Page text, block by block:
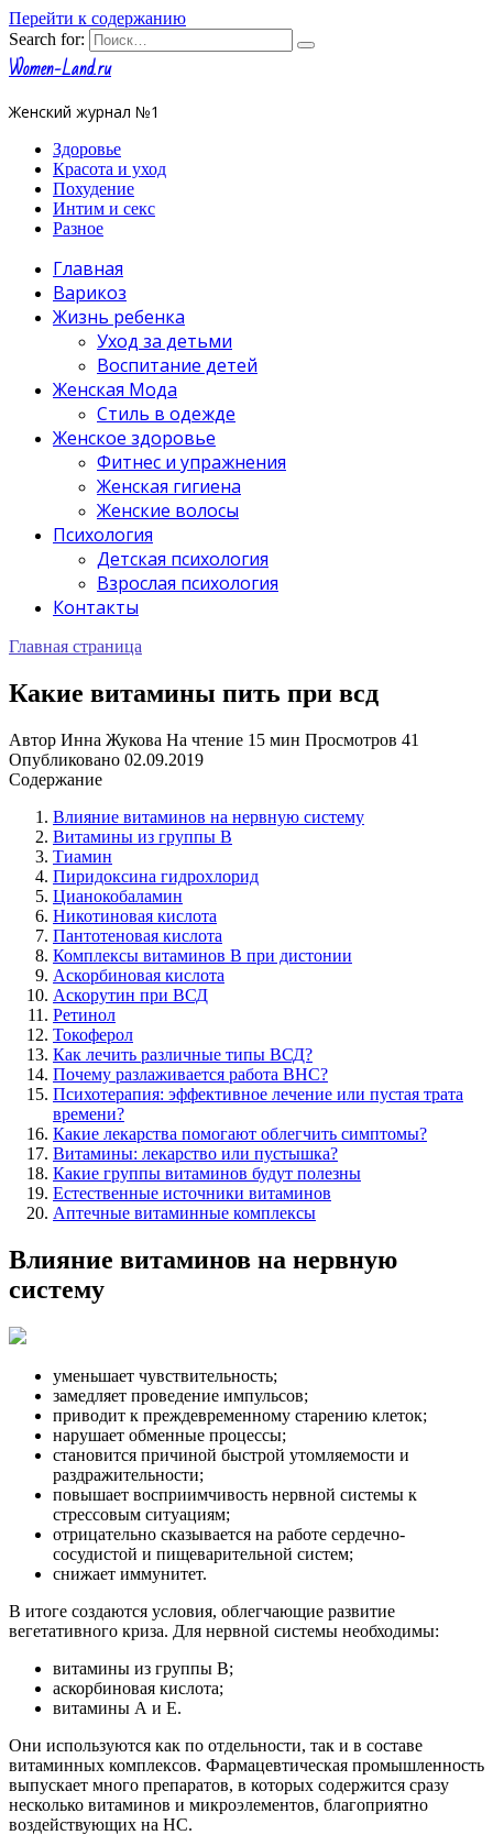
Перейти к содержанию
Search for:
Women-Land.ru
Женский журнал №1
Здоровье
Красота и уход
Похудение
Интим и секс
Разное
Главная
Варикоз
Жизнь ребенка
Уход за детьми
Воспитание детей
Женская Мода
Стиль в одежде
Женское здоровье
Фитнес и упражнения
Женская гигиена
Женские волосы
Психология
Детская психология
Взрослая психология
Контакты
Главная страница
Какие витамины пить при всд
Автор Инна Жукова На чтение 15 мин Просмотров 41
Опубликовано 02.09.2019
Содержание
Влияние витаминов на нервную систему
Витамины из группы В
Тиамин
Пиридоксина гидрохлорид
Цианокобаламин
Никотиновая кислота
Пантотеновая кислота
Комплексы витаминов В при дистонии
Аскорбиновая кислота
Аскорутин при ВСД
Ретинол
Токоферол
Как лечить различные типы ВСД?
Почему разлаживается работа ВНС?
Психотерапия: эффективное лечение или пустая трата
времени?
Какие лекарства помогают облегчить симптомы?
Витамины: лекарство или пустышка?
Какие группы витаминов будут полезны
Естественные источники витаминов
Аптечные витаминные комплексы
Влияние витаминов на нервную
систему
уменьшает чувствительность;
замедляет проведение импульсов;
приводит к преждевременному старению клеток;
нарушает обменные процессы;
становится причиной быстрой утомляемости и
раздражительности;
повышает восприимчивость нервной системы к
стрессовым ситуациям;
отрицательно сказывается на работе сердечно-
сосудистой и пищеварительной систем;
снижает иммунитет.
В итоге создаются условия, облегчающие развитие
вегетативного криза. Для нервной системы необходимы:
витамины из группы В;
аскорбиновая кислота;
витамины А и Е.
Они используются как по отдельности, так и в составе
витаминных комплексов. Фармацевтическая промышленность
выпускает много препаратов, в которых содержится сразу
несколько витаминов и микроэлементов, благоприятно
воздействующих на НС.